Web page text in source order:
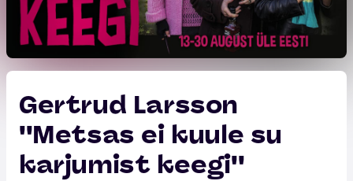
Gertrud Larsson
''Metsas ei kuule su
karjumist keegi''